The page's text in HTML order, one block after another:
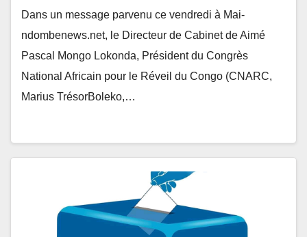
candidat numéro 14
Dans un message parvenu ce vendredi à Mai-
ndombenews.net, le Directeur de Cabinet de Aimé
Pascal Mongo Lokonda, Président du Congrès
National Africain pour le Réveil du Congo (CNARC,
Marius TrésorBoleko,…